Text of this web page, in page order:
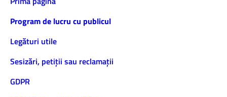
Program de lucru cu publicul
Legături utile
Sesizări, petiţii sau reclamații
GDPR